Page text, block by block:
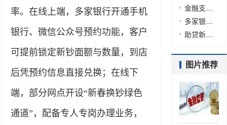
率。在线上端，多家银行开通手机
银行、微信公众号预约功能，客户
可提前锁定新钞面额与数量，到店
后凭预约信息直接兑换；在线下
端，部分网点开设“新春换钞绿色
通道”，配备专人专岗办理业务，
金融支持消费重在精准落地
多家银行上调动账短信通知门槛
助贷新规或推动行业加速蝶变
图片推荐